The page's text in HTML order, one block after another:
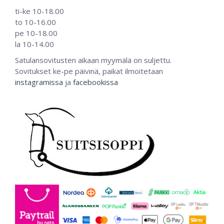
ti-ke 10-18.00
to 10-16.00
pe 10-18.00
la 10-14.00
Satulansovitusten aikaan myymälä on suljettu.
Sovitukset ke-pe päivinä, paikat ilmoitetaan
instagramissa ja facebookissa